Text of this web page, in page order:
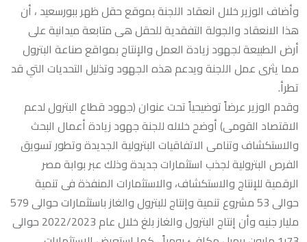
وأضاف الوزير خلال انعقاد اللجنة بموقع حقل ظهر ببورسعيد ، أن
هذا الانعقاد والجولة التفقدية للحقل هى متابعة ميدانية على
أرض الطبيعة لجهود زيادة العمل والإنتاج بمواقع صناعة البترول
مما يثرى عمل اللجنة ويدعم هذه الجهود وتذليل التحديات التي قد
تطرأ.
وقدم الوزير عرضاً توضيحياً تحت عنوان (جهود قطاع البترول لدعم
الاقتصاد القومى) أوضح خلاله للجنة جهود زيادة أعمال البحث
والاستكشاف وتنامى الاتفاقيات البترولية الجديدة وتطور تسويق
الفرص البترولية لجذب استثمارات جديدة وذلك عبر بوابة مصر
الرقمية للإنتاج والاستكشاف، والاستثمارات المنفذة فى تنمية
حوالى 53 مشروع تنمية وإنتاج للبترول والغاز باستثمارات حوالى 579
مليار جنيه وأن إنتاج البترول والغاز بلغ خلال عام 2022/2023 حوالى